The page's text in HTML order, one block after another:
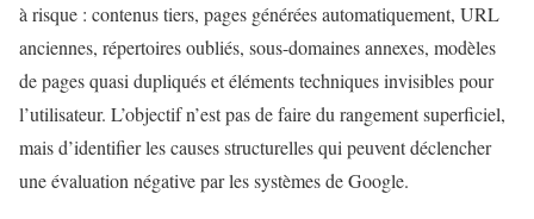
à risque : contenus tiers, pages générées automatiquement, URL
anciennes, répertoires oubliés, sous-domaines annexes, modèles
de pages quasi dupliqués et éléments techniques invisibles pour
l’utilisateur. L’objectif n’est pas de faire du rangement superficiel,
mais d’identifier les causes structurelles qui peuvent déclencher
une évaluation négative par les systèmes de Google.